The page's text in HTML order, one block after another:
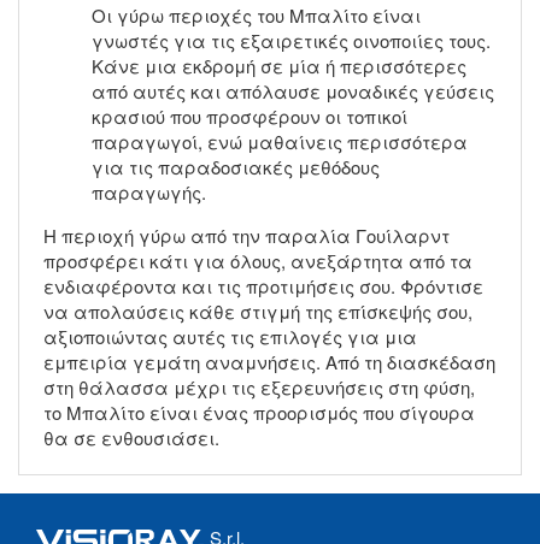
Οι γύρω περιοχές του Μπαλίτο είναι
γνωστές για τις εξαιρετικές οινοποιίες τους.
Κάνε μια εκδρομή σε μία ή περισσότερες
από αυτές και απόλαυσε μοναδικές γεύσεις
κρασιού που προσφέρουν οι τοπικοί
παραγωγοί, ενώ μαθαίνεις περισσότερα
για τις παραδοσιακές μεθόδους
παραγωγής.
Η περιοχή γύρω από την παραλία Γουίλαρντ
προσφέρει κάτι για όλους, ανεξάρτητα από τα
ενδιαφέροντα και τις προτιμήσεις σου. Φρόντισε
να απολαύσεις κάθε στιγμή της επίσκεψής σου,
αξιοποιώντας αυτές τις επιλογές για μια
εμπειρία γεμάτη αναμνήσεις. Από τη διασκέδαση
στη θάλασσα μέχρι τις εξερευνήσεις στη φύση,
το Μπαλίτο είναι ένας προορισμός που σίγουρα
θα σε ενθουσιάσει.
S.r.l.